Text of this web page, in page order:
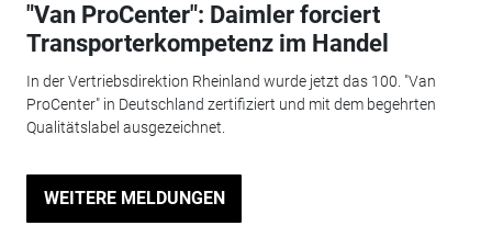
"Van ProCenter": Daimler forciert
Transporterkompetenz im Handel
In der Vertriebsdirektion Rheinland wurde jetzt das 100. "Van
ProCenter" in Deutschland zertifiziert und mit dem begehrten
Qualitätslabel ausgezeichnet.
WEITERE MELDUNGEN